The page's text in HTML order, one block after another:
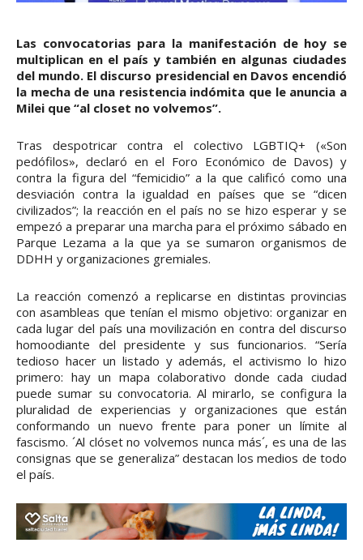
Las convocatorias para la manifestación de hoy se
multiplican en el país y también en algunas ciudades
del mundo. El discurso presidencial en Davos encendió
la mecha de una resistencia indómita que le anuncia a
Milei que “al closet no volvemos”.
Tras despotricar contra el colectivo LGBTIQ+ («Son
pedófilos», declaró en el Foro Económico de Davos) y
contra la figura del “femicidio” a la que calificó como una
desviación contra la igualdad en países que se “dicen
civilizados”; la reacción en el país no se hizo esperar y se
empezó a preparar una marcha para el próximo sábado en
Parque Lezama a la que ya se sumaron organismos de
DDHH y organizaciones gremiales.
La reacción comenzó a replicarse en distintas provincias
con asambleas que tenían el mismo objetivo: organizar en
cada lugar del país una movilización en contra del discurso
homoodiante del presidente y sus funcionarios. “Sería
tedioso hacer un listado y además, el activismo lo hizo
primero: hay un mapa colaborativo donde cada ciudad
puede sumar su convocatoria. Al mirarlo, se configura la
pluralidad de experiencias y organizaciones que están
conformando un nuevo frente para poner un límite al
fascismo. ´Al clóset no volvemos nunca más´, es una de las
consignas que se generaliza” destacan los medios de todo
el país.